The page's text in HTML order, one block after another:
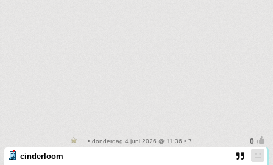
• donderdag 4 juni 2026 @ 11:36 • 7
cinderloom